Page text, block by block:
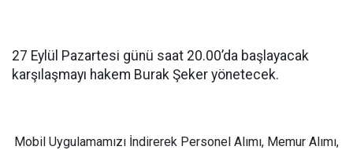
27 Eylül Pazartesi günü saat 20.00’da başlayacak
karşılaşmayı hakem Burak Şeker yönetecek.
Mobil Uygulamamızı İndirerek Personel Alımı, Memur Alımı,